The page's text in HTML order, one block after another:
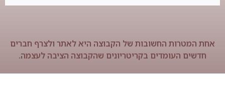
אחת המטרות החשובות של הקבוצה היא לאתר ולצרף חברים
חדשים העומדים בקריטריונים שהקבוצה הציבה לעצמה.